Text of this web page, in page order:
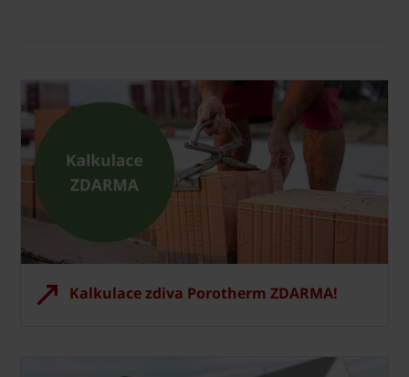
Kalkulace zdiva Porotherm ZDARMA!